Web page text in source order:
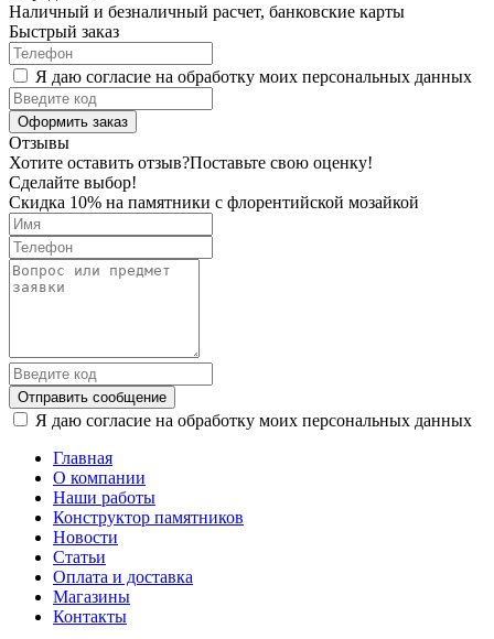
Наличный и безналичный расчет, банковские карты
Быстрый заказ
Я даю согласие на обработку моих персональных данных
Оформить заказ
Отзывы
Хотите оставить отзыв?Поставьте свою оценку!
Сделайте выбор!
Скидка 10% на памятники с флорентийской мозайкой
Отправить сообщение
Я даю согласие на обработку моих персональных данных
Главная
О компании
Наши работы
Конструктор памятников
Новости
Статьи
Оплата и доставка
Магазины
Контакты